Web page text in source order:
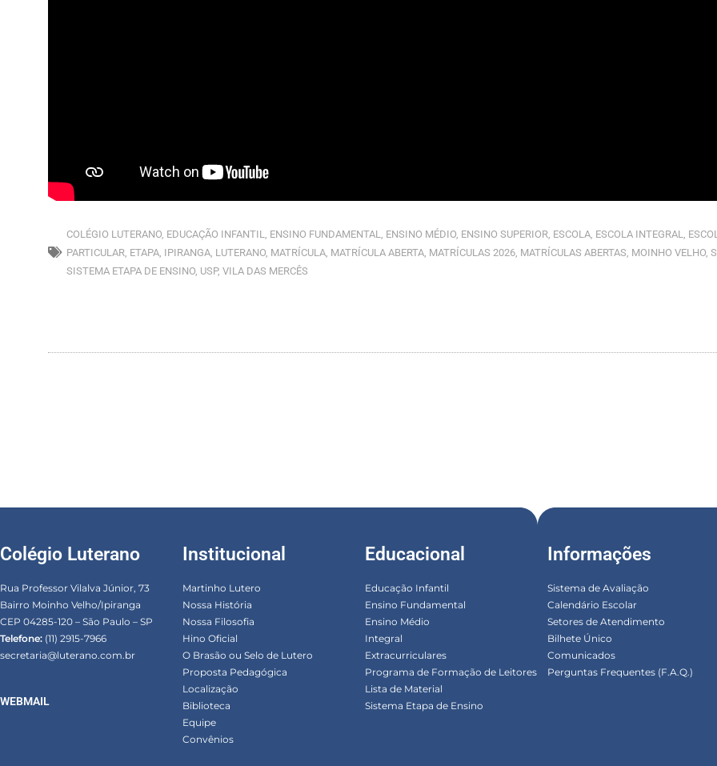
COLÉGIO LUTERANO EDUCAÇÃO INFANTIL ENSINO FUNDAMENTAL ENSINO MÉDIO ENSINO SUPERIOR ESCOLA ESCOLA INTEGRAL
PARTICULAR ETAPA IPIRANGA LUTERANO MATRÍCULA MATRÍCULA ABERTA MATRÍCULAS 2026 MATRÍCULAS ABERTAS MOINHO VELHO
SISTEMA ETAPA DE ENSINO USP, VILA DAS MERCÊS
Colégio Luterano
Rua Professor Vilalva Júnior, 73
Bairro Moinho Velho/Ipiranga
CEP 04285-120 – São Paulo – SP
Telefone: (11) 2915-7966
secretaria@luterano.com.br
WEBMAIL
Institucional
Martinho Lutero
Nossa História
Nossa Filosofia
Hino Oficial
O Brasão ou Selo de Lutero
Proposta Pedagógica
Localização
Biblioteca
Equipe
Convênios
Educacional
Educação Infantil
Ensino Fundamental
Ensino Médio
Integral
Extracurriculares
Programa de Formação de Leitores
Lista de Material
Sistema Etapa de Ensino
Informações
Sistema de Avaliação
Calendário Escolar
Setores de Atendimento
Bilhete Único
Comunicados
Perguntas Frequentes (F.A.Q.)